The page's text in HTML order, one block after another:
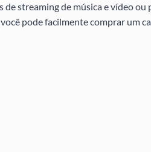
de streaming de música e vídeo ou
pode facilmente comprar um